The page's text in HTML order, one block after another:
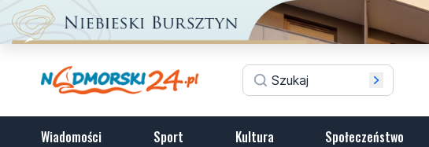
Wiadomości Sport Kultura Społeczeństwo